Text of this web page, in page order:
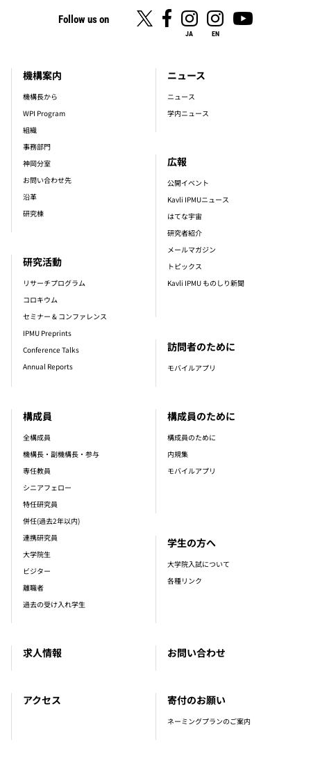
Follow us on
JA EN
footer_main_menu
機構案内
機構長から
WPI Program
組織
事務部門
神岡分室
お問い合わせ先
沿革
研究棟
構成員
全構成員
機構長・副機構長・参与
専任教員
シニアフェロー
特任研究員
併任(過去2年以内)
連携研究員
大学院生
ビジター
離職者
過去の受け入れ学生
研究活動
リサーチプログラム
コロキウム
セミナー & コンファレンス
IPMU Preprints
Conference Talks
Annual Reports
ニュース
ニュース
学内ニュース
広報
公開イベント
Kavli IPMUニュース
はてな宇宙
研究者紹介
メールマガジン
トピックス
Kavli IPMU ものしり新聞
求人情報
訪問者のために
モバイルアプリ
構成員のために
構成員のために
内規集
モバイルアプリ
学生の方へ
大学院入試について
各種リンク
アクセス
お問い合わせ
寄付のお願い
ネーミングプランのご案内